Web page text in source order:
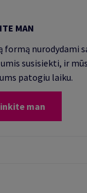
MAN
formą nurodydami
susisiekti, ir
patogiu laiku.
man